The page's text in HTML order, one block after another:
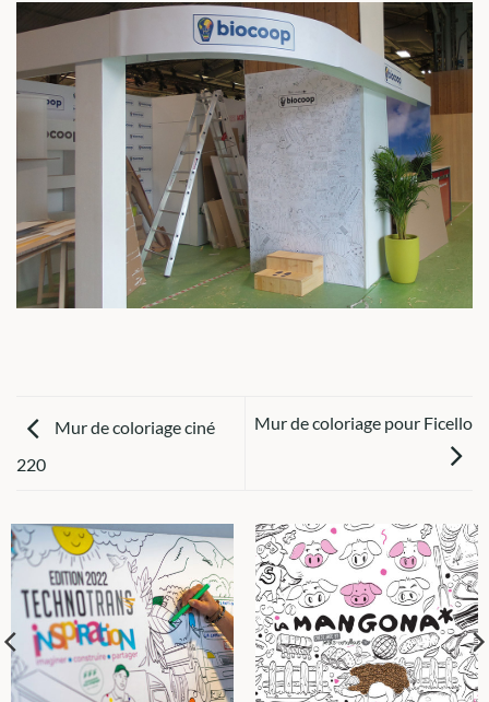
Mur de coloriage ciné
220
Mur de coloriage pour Ficello